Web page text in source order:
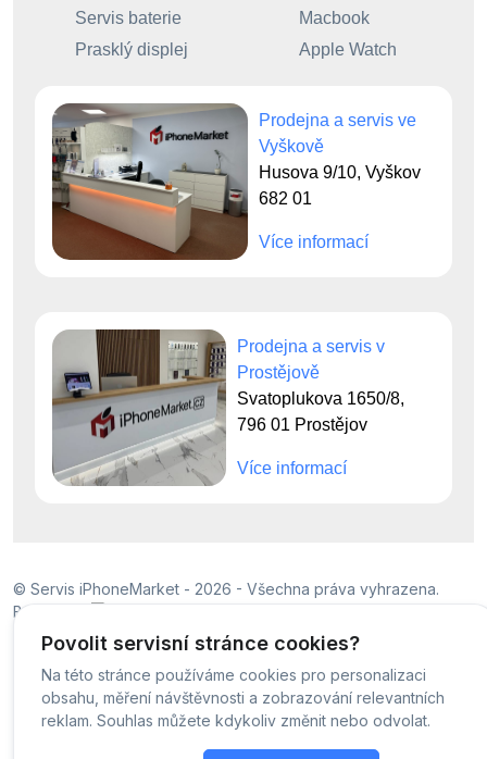
Povolit servisní stránce cookies?
Na této stránce používáme cookies pro personalizaci
obsahu, měření návštěvnosti a zobrazování relevantních
reklam. Souhlas můžete kdykoliv změnit nebo odvolat.
Servis baterie
Prasklý displej
Macbook
Apple Watch
Prodejna a servis ve
Vyškově
Husova 9/10, Vyškov
682 01
Více informací
Prodejna a servis v
Prostějově
Svatoplukova 1650/8,
796 01 Prostějov
Více informací
© Servis iPhoneMarket - 2026 - Všechna práva vyhrazena.
Běžíme na